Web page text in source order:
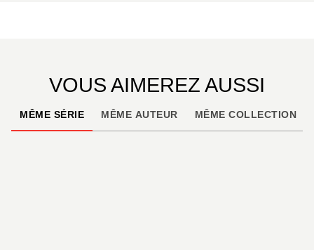
VOUS AIMEREZ AUSSI
MÊME SÉRIE MÊME AUTEUR MÊME COLLECTION